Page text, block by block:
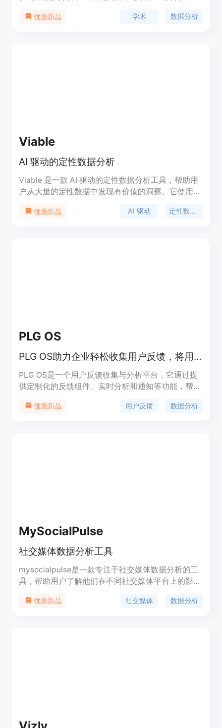
方便。优质新品 学术 数据分析
Viable
AI 驱动的定性数据分析
Viable 是一款 AI 驱动的定性数据分析工具，帮助用
户从大量的定性数据中发现有价值的洞察。它使用最
馈，提供准确的报告和可操作的洞察。Viable 不仅可
优质新品 AI 驱动 定性数据分析
PLG OS
PLG OS助力企业轻松收集用户反馈，将用户洞察转化为提升产品的行动。
PLG OS是一个用户反馈收集与分析平台，它通过提
供定制化的反馈组件、实时分析和通知等功能，帮助
平台的主要优点在于其高度的可定制性和易用性，用
优质新品 用户反馈 数据分析
MySocialPulse
社交媒体数据分析工具
mysocialpulse是一款专注于社交媒体数据分析的工
具，帮助用户了解他们在不同社交媒体平台上的影响
化图表和报告，帮助用户深入了解社交媒体上的表
优质新品 社交媒体 数据分析